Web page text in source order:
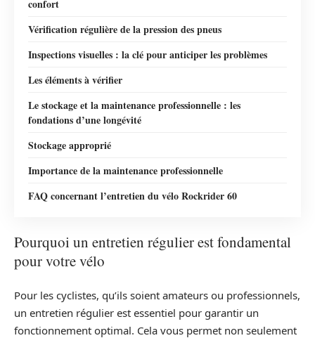
confort
Vérification régulière de la pression des pneus
Inspections visuelles : la clé pour anticiper les problèmes
Les éléments à vérifier
Le stockage et la maintenance professionnelle : les
fondations d’une longévité
Stockage approprié
Importance de la maintenance professionnelle
FAQ concernant l’entretien du vélo Rockrider 60
Pourquoi un entretien régulier est fondamental
pour votre vélo
Pour les cyclistes, qu’ils soient amateurs ou professionnels,
un entretien régulier est essentiel pour garantir un
fonctionnement optimal. Cela vous permet non seulement